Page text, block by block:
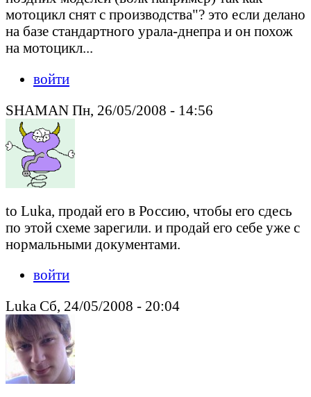
мотоцикл снят с производства"? это если делано
на базе стандартного урала-днепра и он похож
на мотоцикл...
войти
SHAMAN Пн, 26/05/2008 - 14:56
to Luka, продай его в Россию, чтобы его сдесь
по этой схеме зарегили. и продай его себе уже с
нормальными документами.
войти
Luka Сб, 24/05/2008 - 20:04